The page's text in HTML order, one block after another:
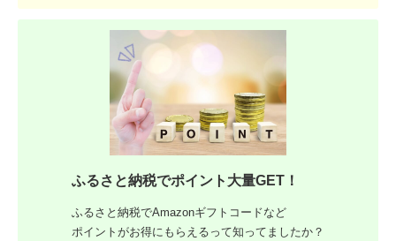
ふるさと納税でポイント大量GET！
ふるさと納税でAmazonギフトコードなど
ポイントがお得にもらえるって知ってましたか？